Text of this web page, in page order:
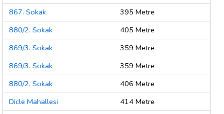
867. Sokak
395 Metre
880/2. Sokak
405 Metre
869/3. Sokak
359 Metre
869/3. Sokak
359 Metre
880/2. Sokak
406 Metre
Dicle Mahallesi
414 Metre